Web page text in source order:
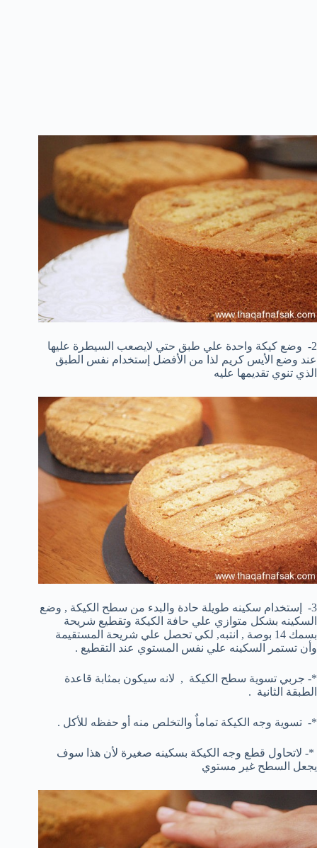
2- وضع كيكة واحدة علي طبق حتي لايصعب السيطرة عليها
عند وضع الأيس كريم لذا من الأفضل إستخدام نفس الطبق
الذي تنوي تقديمها عليه
3- إستخدام سكينه طويلة حادة والبدء من سطح الكيكة , وضع
السكينه بشكل متوازي علي حافة الكيكة وتقطيع شريحة
بسمك 14 بوصة , انتبه, لكي تحصل علي شريحة المستقيمة
وأن تستمر السكينه علي نفس المستوي عند التقطيع .
*- جربي تسوية سطح الكيكة , لانه سيكون بمثابة قاعدة
الطبقة الثانية .
*- تسوية وجه الكيكة تماماٌ والتخلص منه أو حفظه للأكل .
*- لاتحاول قطع وجه الكيكة بسكينه صغيرة لأن هذا سوف
يجعل السطح غير مستوي